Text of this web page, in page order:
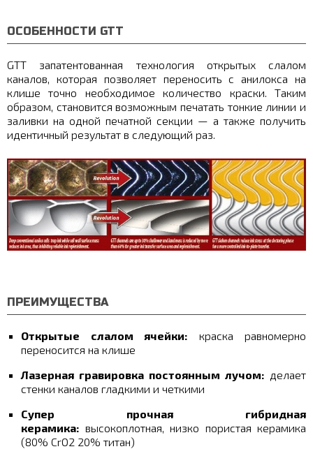
ОСОБЕННОСТИ GTT
GTT запатентованная технология открытых слалом
каналов, которая позволяет переносить с анилокса на
клише точно необходимое количество краски. Таким
образом, становится возможным печатать тонкие линии и
заливки на одной печатной секции — а также получить
идентичный результат в следующий раз.
ПРЕИМУЩЕСТВА
Открытые слалом ячейки: краска равномерно
переносится на клише
Лазерная гравировка постоянным лучом: делает
стенки каналов гладкими и четкими
Супер прочная гибридная
керамика: высокоплотная, низко пористая керамика
(80% CrO2 20% титан)